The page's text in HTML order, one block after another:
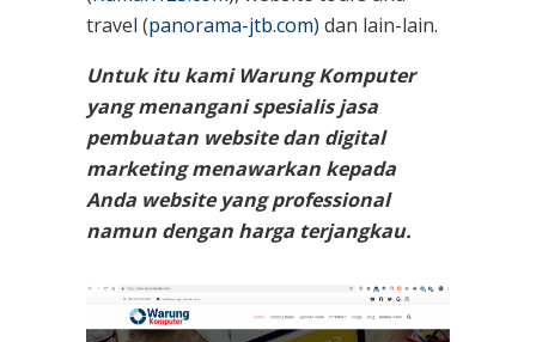
travel (panorama-jtb.com) dan lain-lain.
Untuk itu kami Warung Komputer
yang menangani spesialis jasa
pembuatan website dan digital
marketing menawarkan kepada
Anda website yang professional
namun dengan harga terjangkau.